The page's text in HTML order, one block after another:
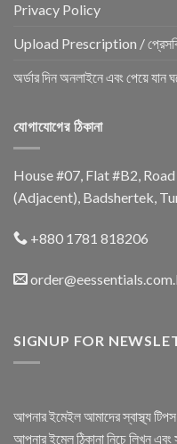
Privacy Policy
Upload Prescription /
অর্ডার দিন অনলাইনে এবং পেয়ে যান
যোগাযোগের ঠিকানা
House #07, Flat #B2,
(Adjacent), Badshertek,
+880 1781 818206
SIGNUP FOR
আপনার ইমেইল আমাদের স্বাস্থ্য
আপনার ইমেল ঠিকানা নিচে লিখুন